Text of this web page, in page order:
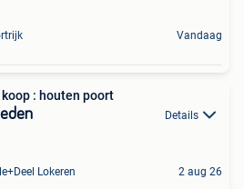
Vandaag
: houten poort
Details
Lokeren 2 aug 26